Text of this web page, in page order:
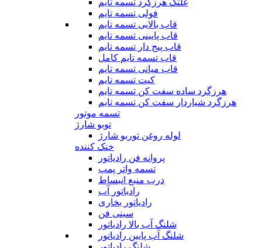
غلتک هرزگرد تسمه تایم
فولی تسمه تایم
قاب بالایی تسمه تایم
قاب پایینی تسمه تایم
قاب پیج دار تسمه تایم
قاب تسمه تایم کامل
قاب میانی تسمه تایم
کیت تسمه تایم
هرزگرد ساده سفت کن تسمه تایم
هرزگرد شیاردار سفت کن تسمه تایم
تسمه موتور
توبو شارژ
لوله روغن توربو شارژ
خنک کننده
پروانه فن رادیاتور
تسمه واتر پمپ
درب منبع انبساط
رادیاتور آب
رادیاتور بخاری
سینی فن
شلنگ آب بالا رادیاتور
شلنگ آب پایین رادیاتور